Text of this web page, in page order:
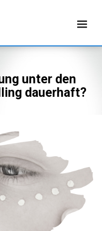
unter den
dauerhaft?